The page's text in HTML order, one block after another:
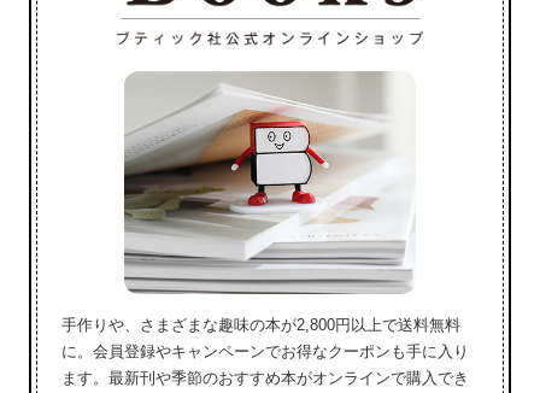
手作りや、さまざまな趣味の本が2,800円以上で送料無料
に。会員登録やキャンペーンでお得なクーポンも手に入り
ます。最新刊や季節のおすすめ本がオンラインで購入でき